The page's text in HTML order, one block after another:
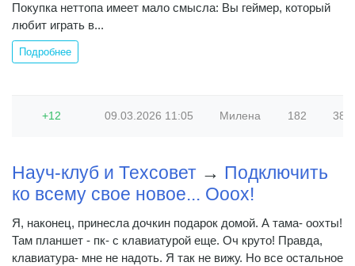
Покупка неттопа имеет мало смысла: Вы геймер, который
любит играть в...
Подробнее
+12 09.03.2026 11:05 Милена 182 383
Науч-клуб и Техсовет → Подключить
ко всему свое новое... Ооох!
Я, наконец, принесла дочкин подарок домой. А тама- оохты!
Там планшет - пк- с клавиатурой еще. Оч круто! Правда,
клавиатура- мне не надоть. Я так не вижу. Но все остальное